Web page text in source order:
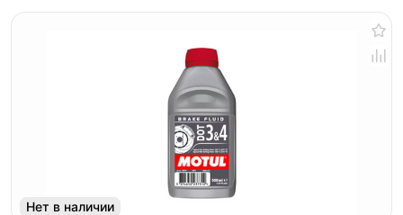
Нет в наличии